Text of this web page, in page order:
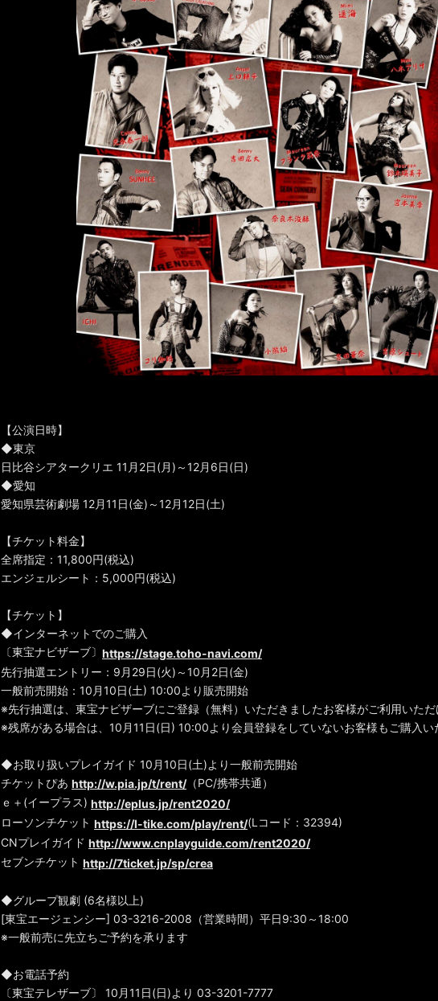
【公演日時】
◆東京
日比谷シアタークリエ 11月2日(月)～12月6日(日)
◆愛知
愛知県芸術劇場 12月11日(金)～12月12日(土)
【チケット料金】
全席指定：11,800円(税込)
エンジェルシート：5,000円(税込)
【チケット】
◆インターネットでのご購入
〔東宝ナビザーブ〕 https://stage.toho-navi.com/
先行抽選エントリー：9月29日(火)～10月2日(金)
一般前売開始：10月10日(土) 10:00より販売開始
※先行抽選は、東宝ナビザーブにご登録（無料）いただきましたお客様がご利用いただ
※残席がある場合は、10月11日(日) 10:00より会員登録をしていないお客様もご購入い
◆お取り扱いプレイガイド 10月10日(土)より一般前売開始
チケットぴあ http://w.pia.jp/t/rent/（PC/携帯共通）
ｅ＋(イープラス) http://eplus.jp/rent2020/
ローソンチケット https://l-tike.com/play/rent/(Lコード：32394)
CNプレイガイド http://www.cnplayguide.com/rent2020/
セブンチケット http://7ticket.jp/sp/crea
◆グループ観劇 (6名様以上)
[東宝エージェンシー] 03-3216-2008（営業時間）平日9:30～18:00
※一般前売に先立ちご予約を承ります
◆お電話予約
〔東宝テレザーブ〕 10月11日(日)より 03-3201-7777